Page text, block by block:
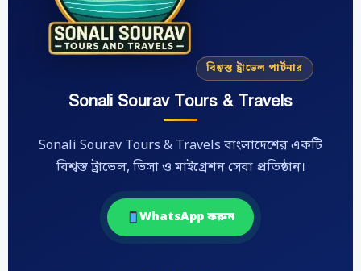
বিশ্বস্ত ট্রাভেল পার্টনার
Sonali Sourav Tours & Travels
Sonali Sourav Tours & Travels বাংলাদেশের একটি
বিশ্বস্ত ট্রাভেল, ভিসা ও মাইগ্রেশন সেবা প্রতিষ্ঠান।
WhatsApp করুন